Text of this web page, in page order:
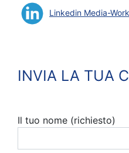
Linkedin Media-
INVIA LA TUA
Il tuo nome (richiesto)